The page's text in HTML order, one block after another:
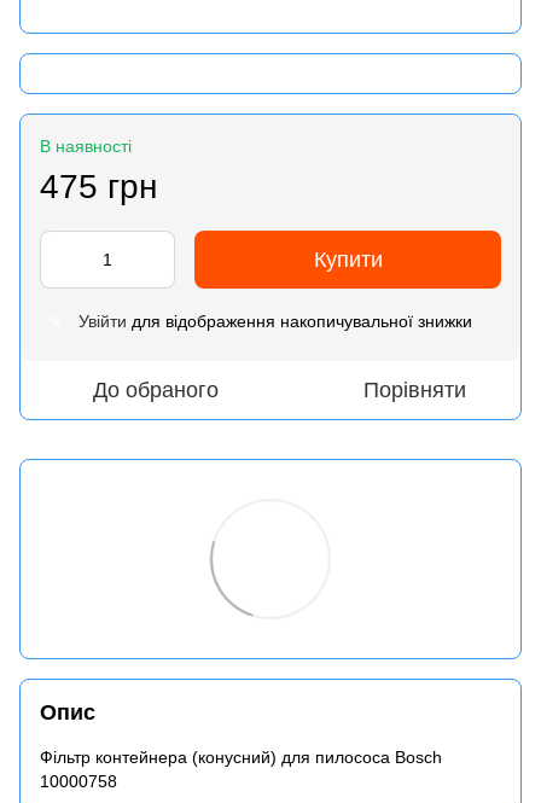
В наявності
475 грн
Купити
Увійти для відображення накопичувальної знижки
До обраного Порівняти
Опис
Фільтр контейнера (конусний) для пилососа Bosch
10000758